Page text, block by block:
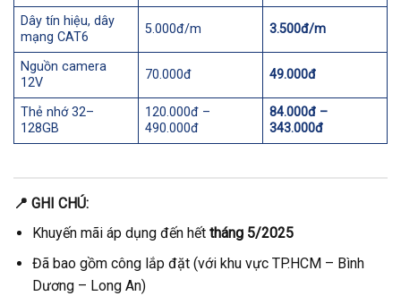
Dây tín hiệu, dây
mạng CAT6
5.000đ/m 3.500đ/m
Nguồn camera
12V
70.000đ 49.000đ
Thẻ nhớ 32–
128GB
120.000đ –
490.000đ
84.000đ –
343.000đ
📍 GHI CHÚ:
Khuyến mãi áp dụng đến hết tháng 5/2025
Đã bao gồm công lắp đặt (với khu vực TP.HCM – Bình
Dương – Long An)